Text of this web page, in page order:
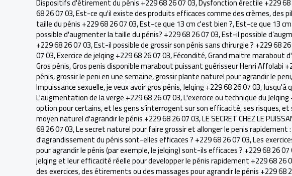
68 26 07 03,Est-ce qu'il existe des produits efficaces comme des crèmes, des
taille du pénis +229 68 26 07 03,Est-ce que 13 cm c'est bien ?,Est-ce que 13
possible d'augmenter la taille du pénis? +229 68 26 07 03,Est-il possible
+229 68 26 07 03,Est-il possible de grossir son pénis sans chirurgie ? +229 68
07 03,Exercice de jelqing +229 68 26 07 03,Fécondité,Grand maitre marabout
Gros pénis,Gros penis disponible marabout puissant guérisseur Henri Affolabi
pénis,grossir le peni en une semaine,grossir plante naturel pour agrandir le peni,
Impuissance sexuelle,je veux avoir gros pénis,Jelqing +229 68 26 07 03,Jusqu'à
L'augmentation de la verge +229 68 26 07 03,L'exercice ou technique du
option pour certains, et les gens s’interrogent sur son efficacité, ses risques, et
moyen naturel d'agrandir le pénis +229 68 26 07 03,LE SECRET CHEZ LE
68 26 07 03,Le secret naturel pour faire grossir et allonger le penis rapidement
d'agrandissement du pénis sont-elles efficaces ? +229 68 26 07 03,Les
pour agrandir le pénis (par exemple, le jelqing) sont-ils efficaces ? +229 68 26 07
jelqing et leur efficacité réelle pour developper le pénis rapidement +229 68 26
des exercices, des étirements ou des massages pour agrandir le pénis +229 68